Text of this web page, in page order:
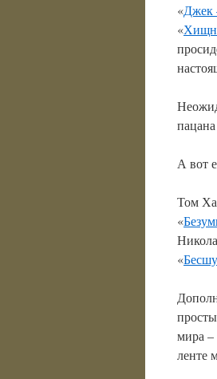
«Джек
«
А вот
Том
«
«
мира –
ленте